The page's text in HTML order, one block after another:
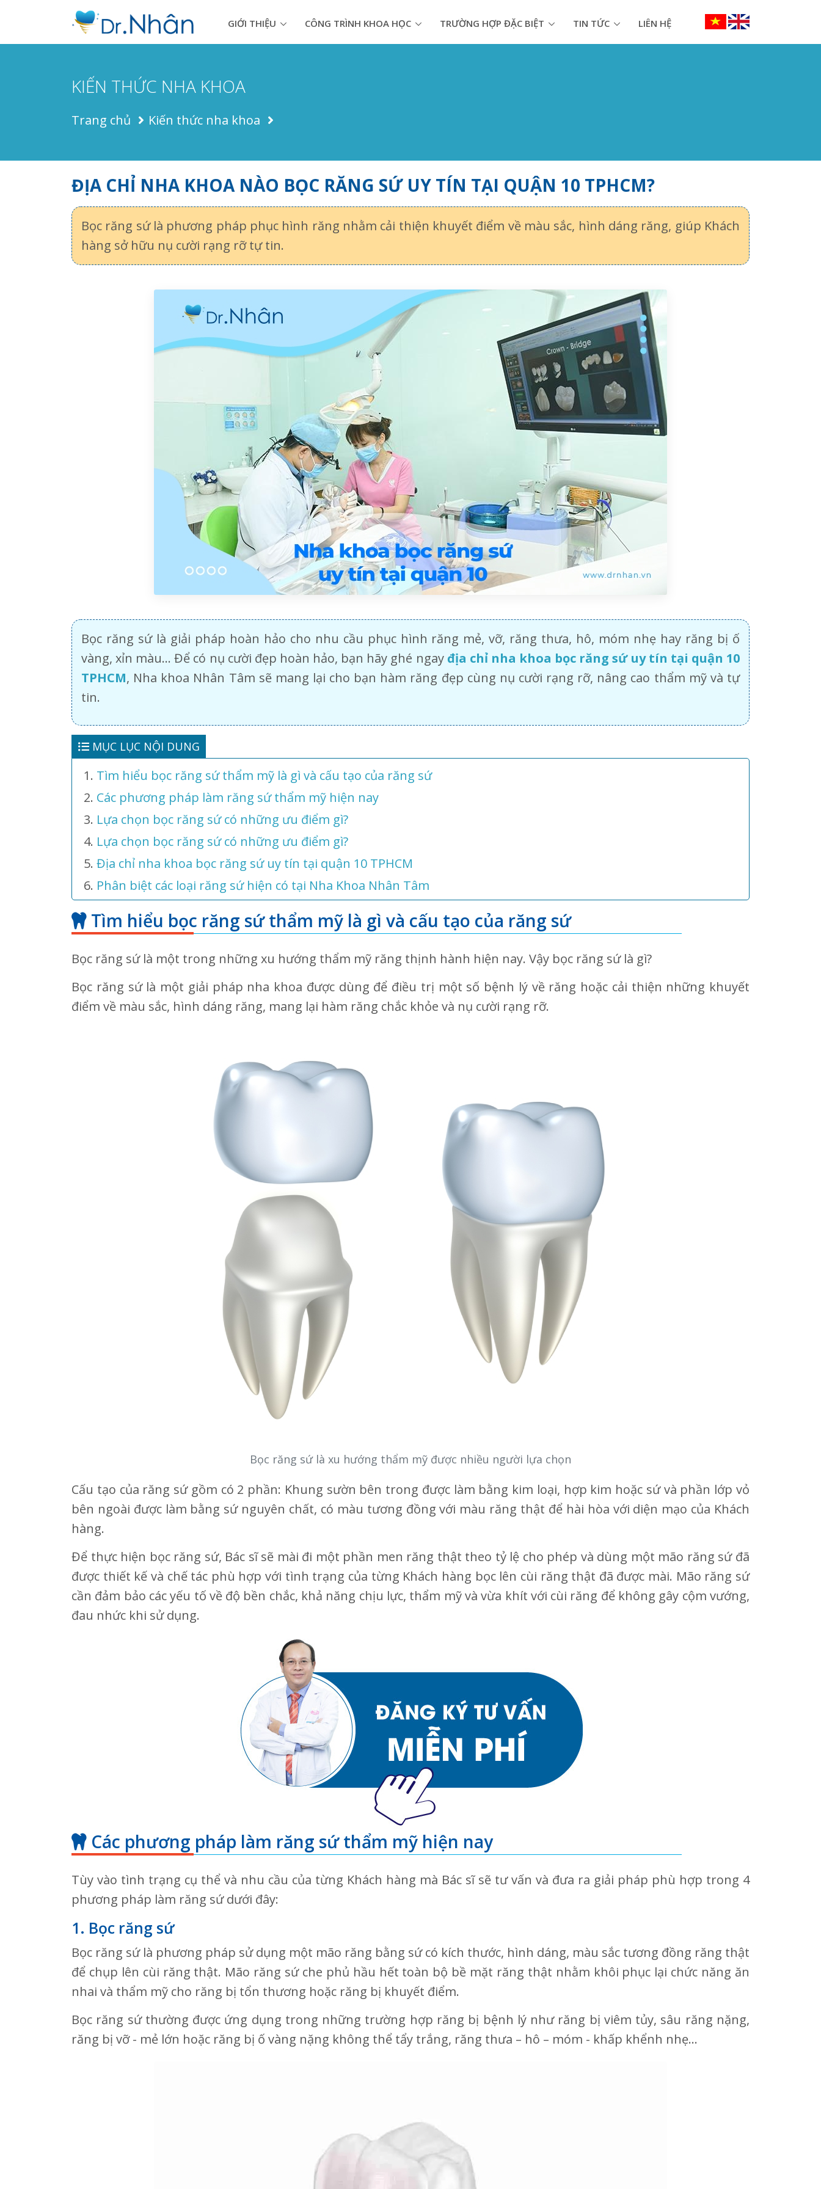
GIỚI THIỆU CÔNG TRÌNH KHOA HỌC TRƯỜNG HỢP ĐẶC BIỆT TIN TỨC LIÊN HỆ
KIẾN THỨC NHA KHOA
Trang chủ Kiến thức nha khoa
ĐỊA CHỈ NHA KHOA NÀO BỌC RĂNG SỨ UY TÍN TẠI QUẬN 10 TPHCM?
Bọc răng sứ là phương pháp phục hình răng nhằm cải thiện khuyết điểm về màu sắc, hình dáng răng, giúp Khách
hàng sở hữu nụ cười rạng rỡ tự tin.
Bọc răng sứ là giải pháp hoàn hảo cho nhu cầu phục hình răng mẻ, vỡ, răng thưa, hô, móm nhẹ hay răng bị ố
vàng, xỉn màu… Để có nụ cười đẹp hoàn hảo, bạn hãy ghé ngay địa chỉ nha khoa bọc răng sứ uy tín tại quận 10
TPHCM, Nha khoa Nhân Tâm sẽ mang lại cho bạn hàm răng đẹp cùng nụ cười rạng rỡ, nâng cao thẩm mỹ và tự
tin.
MỤC LỤC NỘI DUNG
Tìm hiểu bọc răng sứ thẩm mỹ là gì và cấu tạo của răng sứ
Các phương pháp làm răng sứ thẩm mỹ hiện nay
Lựa chọn bọc răng sứ có những ưu điểm gì?
Lựa chọn bọc răng sứ có những ưu điểm gì?
Địa chỉ nha khoa bọc răng sứ uy tín tại quận 10 TPHCM
Phân biệt các loại răng sứ hiện có tại Nha Khoa Nhân Tâm
Tìm hiểu bọc răng sứ thẩm mỹ là gì và cấu tạo của răng sứ
Bọc răng sứ là một trong những xu hướng thẩm mỹ răng thịnh hành hiện nay. Vậy bọc răng sứ là gì?
Bọc răng sứ là một giải pháp nha khoa được dùng để điều trị một số bệnh lý về răng hoặc cải thiện những khuyết
điểm về màu sắc, hình dáng răng, mang lại hàm răng chắc khỏe và nụ cười rạng rỡ.
Bọc răng sứ là xu hướng thẩm mỹ được nhiều người lựa chọn
Cấu tạo của răng sứ gồm có 2 phần: Khung sườn bên trong được làm bằng kim loại, hợp kim hoặc sứ và phần lớp vỏ
bên ngoài được làm bằng sứ nguyên chất, có màu tương đồng với màu răng thật để hài hòa với diện mạo của Khách
hàng.
Để thực hiện bọc răng sứ, Bác sĩ sẽ mài đi một phần men răng thật theo tỷ lệ cho phép và dùng một mão răng sứ đã
được thiết kế và chế tác phù hợp với tình trạng của từng Khách hàng bọc lên cùi răng thật đã được mài. Mão răng sứ
cần đảm bảo các yếu tố về độ bền chắc, khả năng chịu lực, thẩm mỹ và vừa khít với cùi răng để không gây cộm vướng,
đau nhức khi sử dụng.
Các phương pháp làm răng sứ thẩm mỹ hiện nay
Tùy vào tình trạng cụ thể và nhu cầu của từng Khách hàng mà Bác sĩ sẽ tư vấn và đưa ra giải pháp phù hợp trong 4
phương pháp làm răng sứ dưới đây:
1. Bọc răng sứ
Bọc răng sứ là phương pháp sử dụng một mão răng bằng sứ có kích thước, hình dáng, màu sắc tương đồng răng thật
để chụp lên cùi răng thật. Mão răng sứ che phủ hầu hết toàn bộ bề mặt răng thật nhằm khôi phục lại chức năng ăn
nhai và thẩm mỹ cho răng bị tổn thương hoặc răng bị khuyết điểm.
Bọc răng sứ thường được ứng dụng trong những trường hợp răng bị bệnh lý như răng bị viêm tủy, sâu răng nặng,
răng bị vỡ - mẻ lớn hoặc răng bị ố vàng nặng không thể tẩy trắng, răng thưa – hô – móm - khấp khểnh nhẹ…